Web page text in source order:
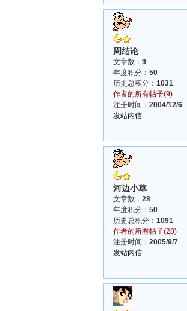
周结论
文章数： 9
年度积分： 50
历史总积分： 1031
作者的所有帖子(9)
注册时间： 2004/12/6
发站内信
河边小草
文章数： 28
年度积分： 50
历史总积分： 1091
作者的所有帖子(28)
注册时间： 2005/9/7
发站内信